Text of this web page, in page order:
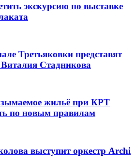
экскурсию по выставке
Третьяковки представят
Стадникова
жильё при КРТ
по новым правилам
выступит оркестр Archi